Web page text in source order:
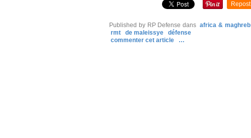
Repost
Published by RP Defense dans africa & maghreb
rmt
de maleissye
défense
commenter cet article
…